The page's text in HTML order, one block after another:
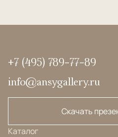
+7 (495) 789-77-89
info@ansygallery.ru
Скачать
Каталог